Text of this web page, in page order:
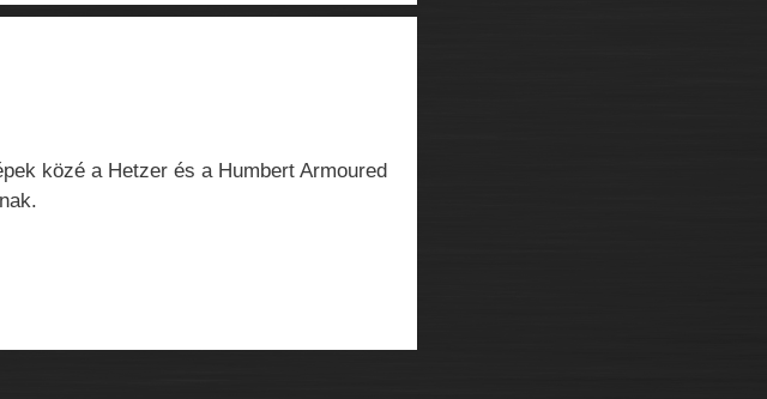
közé a Hetzer és a Humbert Armoured